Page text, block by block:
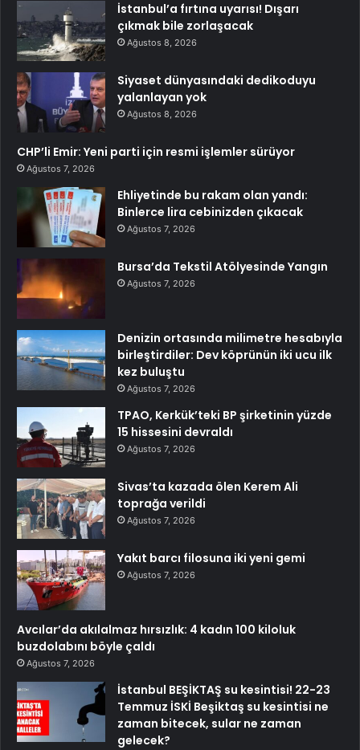
İstanbul’a fırtına uyarısı! Dışarı
çıkmak bile zorlaşacak
Ağustos 8, 2026
Siyaset dünyasındaki dedikoduyu
yalanlayan yok
Ağustos 8, 2026
CHP’li Emir: Yeni parti için resmi işlemler sürüyor
Ağustos 7, 2026
Ehliyetinde bu rakam olan yandı:
Binlerce lira cebinizden çıkacak
Ağustos 7, 2026
Bursa’da Tekstil Atölyesinde Yangın
Ağustos 7, 2026
Denizin ortasında milimetre hesabıyla
birleştirdiler: Dev köprünün iki ucu ilk
kez buluştu
Ağustos 7, 2026
TPAO, Kerkük’teki BP şirketinin yüzde
15 hissesini devraldı
Ağustos 7, 2026
Sivas’ta kazada ölen Kerem Ali
toprağa verildi
Ağustos 7, 2026
Yakıt barcı filosuna iki yeni gemi
Ağustos 7, 2026
Avcılar’da akılalmaz hırsızlık: 4 kadın 100 kiloluk
buzdolabını böyle çaldı
Ağustos 7, 2026
İstanbul BEŞİKTAŞ su kesintisi! 22-23
Temmuz İSKİ Beşiktaş su kesintisi ne
zaman bitecek, sular ne zaman
gelecek?